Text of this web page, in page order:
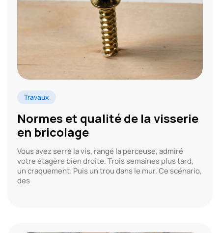
Travaux
Normes et qualité de la visserie
en bricolage
Vous avez serré la vis, rangé la perceuse, admiré
votre étagère bien droite. Trois semaines plus tard,
un craquement. Puis un trou dans le mur. Ce scénario,
des